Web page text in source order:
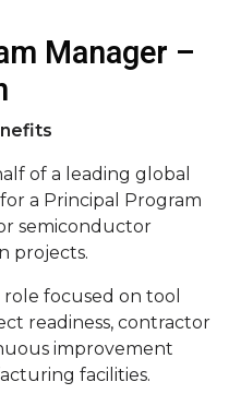
Manager –
of a leading global
a Principal Program
semiconductor
projects.
role focused on tool
readiness, contractor
improvement
facilities.